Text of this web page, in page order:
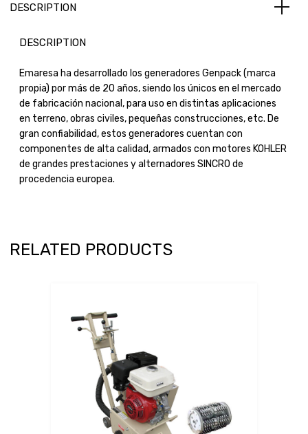
DESCRIPTION
DESCRIPTION
Emaresa ha desarrollado los generadores Genpack (marca
propia) por más de 20 años, siendo los únicos en el mercado
de fabricación nacional, para uso en distintas aplicaciones
en terreno, obras civiles, pequeñas construcciones, etc. De
gran confiabilidad, estos generadores cuentan con
componentes de alta calidad, armados con motores KOHLER
de grandes prestaciones y alternadores SINCRO de
procedencia europea.
RELATED PRODUCTS